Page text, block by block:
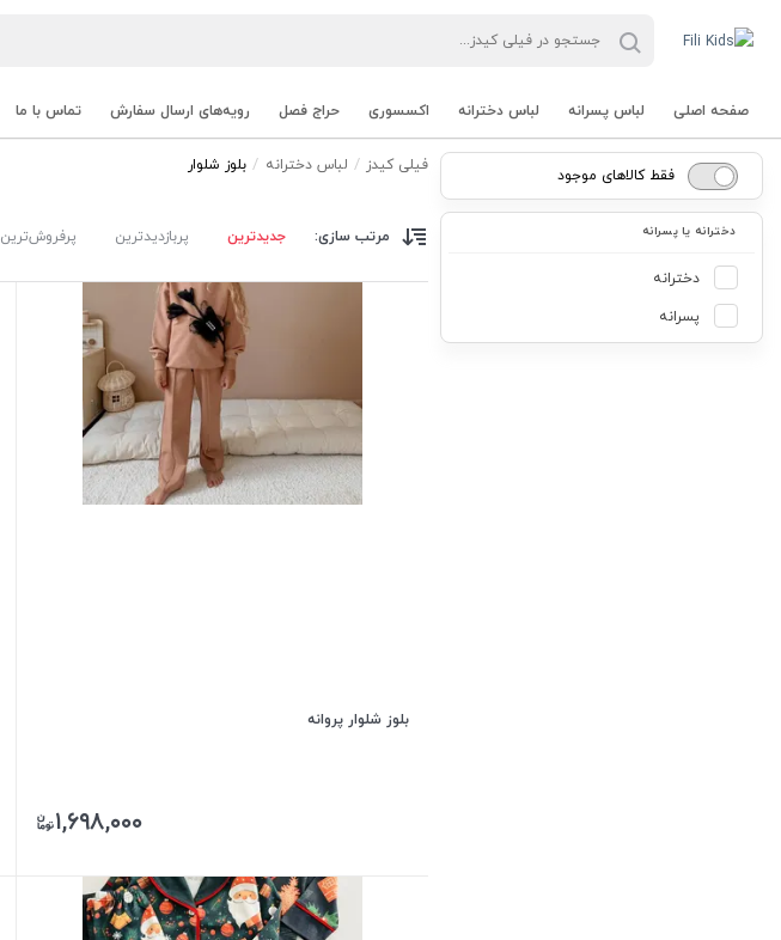
صفحه اصلی لباس پسرانه لباس دخترانه اکسسوری حراج فصل رویه‌های ارسال سفارش تماس با ما
فیلی کیدز لباس دخترانه بلوز شلوار
مرتب سازی: جدیدترین پربازدیدترین پرفروش‌ترین
بلوز شلوار پروانه
۱,۶۹۸,۰۰۰
فقط کالاهای موجود
دخترانه یا پسرانه
دخترانه
پسرانه